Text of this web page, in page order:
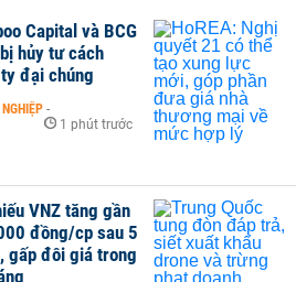
Capital và BCG
hủy tư cách
đại chúng
NGHIỆP -
1 phút trước
VNZ tăng gần
đồng/cp sau 5
gấp đôi giá trong